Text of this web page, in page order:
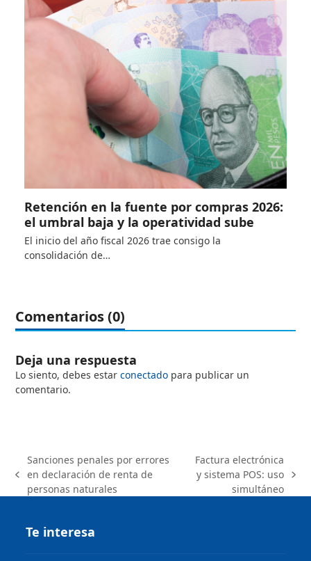
Retención en la fuente por compras 2026:
el umbral baja y la operatividad sube
El inicio del año fiscal 2026 trae consigo la
consolidación de…
Comentarios (0)
Deja una respuesta
Lo siento, debes estarconectado para publicar un
comentario.
previous
post:
Sanciones penales por errores
en declaración de renta de
personas naturales
next
post:
Factura electrónica
y sistema POS: uso
simultáneo
Te interesa